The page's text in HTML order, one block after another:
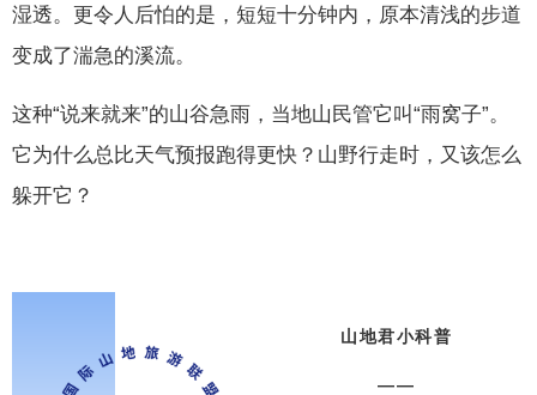
湿透。更令人后怕的是，短短十分钟内，原本清浅的步道
变成了湍急的溪流。
这种“说来就来”的山谷急雨，当地山民管它叫“雨窝子”。
它为什么总比天气预报跑得更快？山野行走时，又该怎么
躲开它？
山地君小科普
——